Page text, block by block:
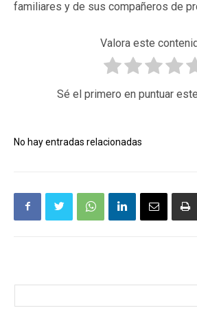
familiares y de sus compañeros de
Valora este
Sé el primero en puntuar
No hay entradas relacionadas